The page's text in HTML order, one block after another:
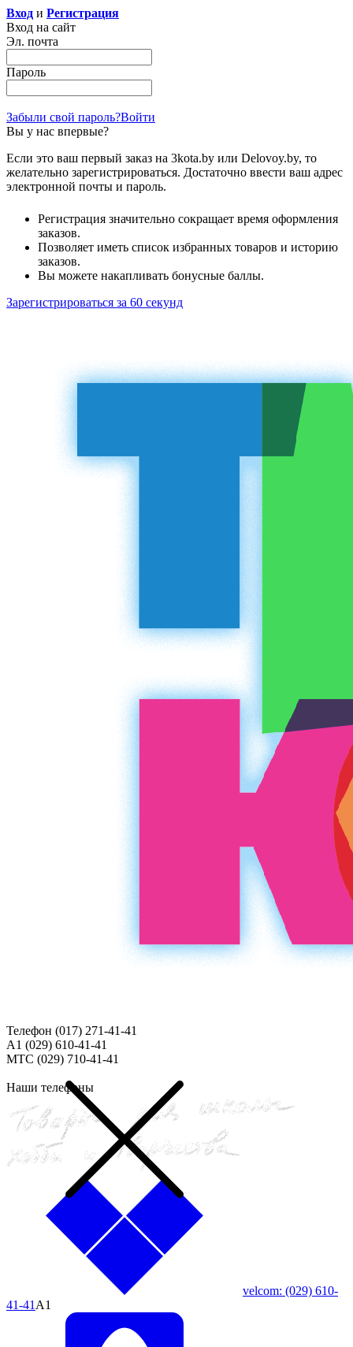
Вход и Регистрация
Вход на сайт
Эл. почта
Пароль
Забыли свой пароль?Войти
Вы у нас впервые?
Если это ваш первый заказ на 3kota.by или Delovoy.by, то
желательно зарегистрироваться. Достаточно ввести ваш адрес
электронной почты и пароль.
Регистрация значительно сокращает время оформления
заказов.
Позволяет иметь список избранных товаров и историю
заказов.
Вы можете накапливать бонусные баллы.
Зарегистрироваться за 60 секунд
Телефон (017) 271-41-41
A1 (029) 610-41-41
МТС (029) 710-41-41
Наши телефоны
velcom: (029) 610-
41-41 A1